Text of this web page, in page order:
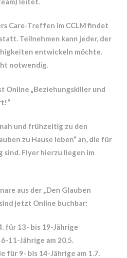
Care-Treffen im CCLM findet
Teilnehmen kann jeder, der
entwickeln möchte.
notwendig.
Online „Beziehungskiller und
und frühzeitig zu den
zu Hause leben“ an, die für
sind. Flyer hierzu liegen im
aus der „Den Glauben
jetzt Online buchbar:
für 13- bis 19-Jährige
11-Jährige am 20.5.
für 9- bis 14-Jährige am 1.7.